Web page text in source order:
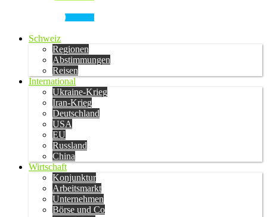
Schweiz
Regionen
Abstimmungen
Reisen
International
Ukraine-Krieg
Iran-Krieg
Deutschland
USA
EU
Russland
China
Wirtschaft
Konjunktur
Arbeitsmarkt
Unternehmen
Börse und Co